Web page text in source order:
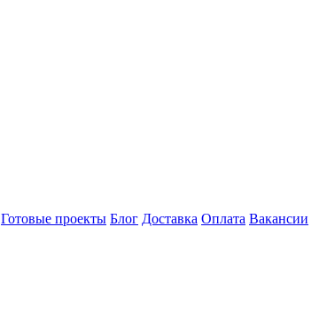
Готовые проекты Блог Доставка Оплата Вакансии